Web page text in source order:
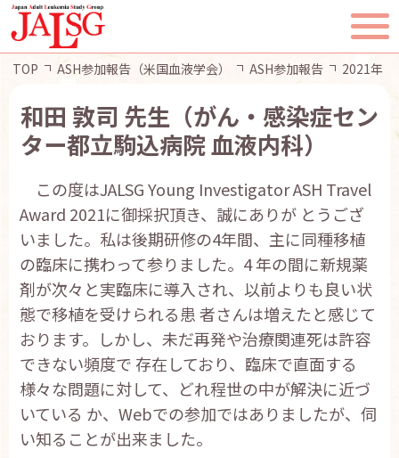
TOP
JALSGとは
活動報告
一般・患者様へ
会員ページ
お問い合わせ
English
TOP ASH参加報告（米国血液学会） ASH参加報告 2021年
和田 敦司 先生（がん・感染症セン
ター都立駒込病院 血液内科）
この度はJALSG Young Investigator ASH Travel
Award 2021に御採択頂き、誠にありが とうござ
いました。私は後期研修の4年間、主に同種移植
の臨床に携わって参りました。4 年の間に新規薬
剤が次々と実臨床に導入され、以前よりも良い状
態で移植を受けられる患 者さんは増えたと感じて
おります。しかし、未だ再発や治療関連死は許容
できない頻度で 存在しており、臨床で直面する
様々な問題に対して、どれ程世の中が解決に近づ
いている か、Webでの参加ではありましたが、伺
い知ることが出来ました。